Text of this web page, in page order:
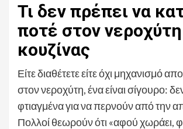
Τι δεν πρέπει να
ποτέ στον
κουζίνας
Είτε διαθέτετε είτε όχι μηχανισμό
στον νεροχύτη, ένα είναι σίγουρο:
φτιαγμένα για να περνούν από την
Πολλοί θεωρούν ότι «αφού χωράει,